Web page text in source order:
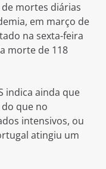
mortes diárias
em março de
na sexta-feira
morte de 118
indica ainda que
que no
intensivos, ou
atingiu um